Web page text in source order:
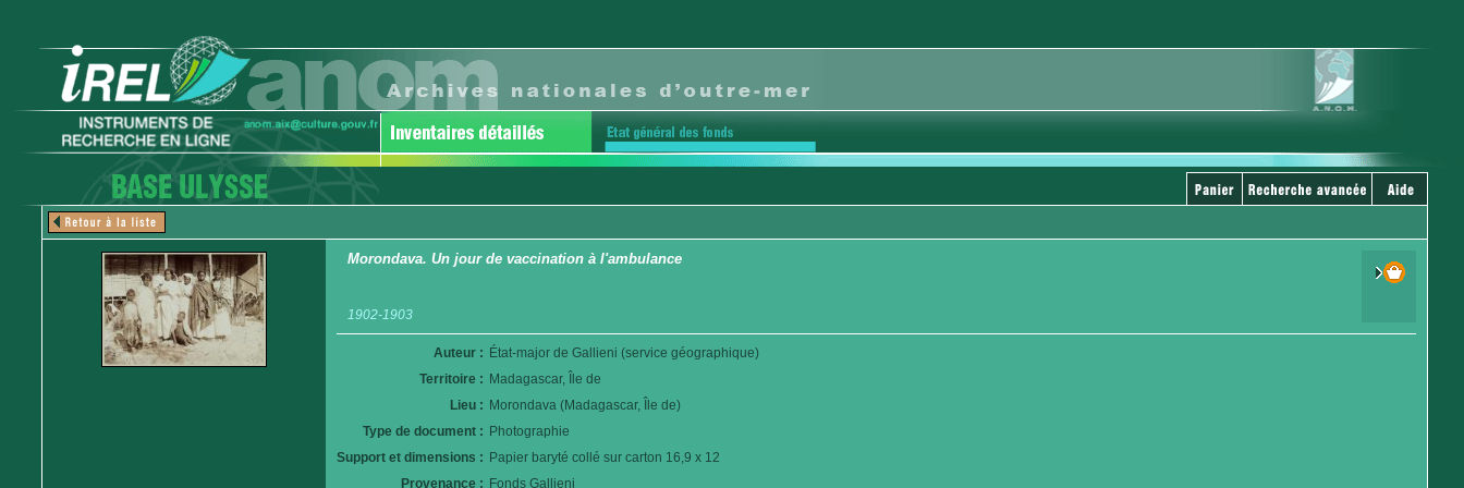
Morondava. Un jour de vaccination à l'ambulance
1902-1903
Auteur : État-major de Gallieni (service géographique)
Territoire : Madagascar, Île de
Lieu : Morondava (Madagascar, Île de)
Type de document : Photographie
Support et dimensions : Papier baryté collé sur carton 16,9 x 12
Provenance : Fonds Gallieni